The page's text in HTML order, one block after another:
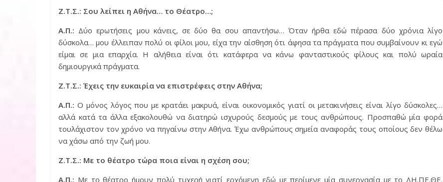
Ζ.Τ.Σ.: Σου λείπει η Αθήνα… το Θέατρο…;
Α.Π.: Δύο ερωτήσεις μου κάνεις, σε δύο θα σου απαντήσω… Όταν ήρθα εδώ πέρασα δύο χρόνια λίγο
δύσκολα… μου έλλειπαν πολύ οι φίλοι μου, είχα την αίσθηση ότι άφησα τα πράγματα που συμβαίνουν κι εγώ
είμαι σε μια επαρχία. Η αλήθεια είναι ότι κατάφερα να κάνω φανταστικούς φίλους και πολύ ωραία
δημιουργικά πράγματα.
Ζ.Τ.Σ.: Έχεις την ευκαιρία να επιστρέφεις στην Αθήνα;
Α.Π.: Ο μόνος λόγος που με κρατάει μακρυά, είναι οικονομικός γιατί οι μετακινήσεις είναι λίγο δύσκολες…
αλλά κατά τα άλλα εξακολουθώ να διατηρώ ισχυρούς δεσμούς με τους ανθρώπους. Προσπαθώ μία φορά
τουλάχιστον τον χρόνο να πηγαίνω στην Αθήνα. Έχω ανθρώπους σημεία αναφοράς τους οποίους δεν θέλω
να χάσω από την ζωή μου.
Ζ.Τ.Σ.: Με το θέατρο τώρα ποια είναι η σχέση σου;
Α.Π.: Με το θέατρο ήμουν πολύ τυχερή γιατί ερχόμενη εδώ με περίμενε μία συνεργασία με το ΔΗ.ΠΕ.ΘΕ.